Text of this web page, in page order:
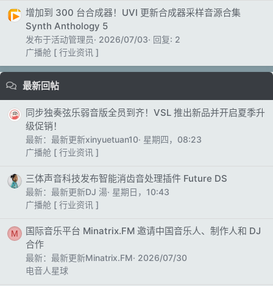
增加到 300 台合成器！UVI 更新合成器采样音源合集
Synth Anthology 5
发布于活动管理员 2026/07/03
回复: 2
广播舱 [ 行业资讯 ]
最新回帖
同步独奏弦乐弱音版全员到齐！VSL 推出新品并开启夏季升
级促销！
最新：最新更新xinyuetuan10 星期四，08:23
广播舱 [ 行业资讯 ]
三体声音科技发布智能消齿音处理插件 Future DS
最新：最新更新DJ 湯 星期日，10:43
广播舱 [ 行业资讯 ]
M
国际音乐平台 Minatrix.FM 邀请中国音乐人、制作人和 DJ
合作
最新：最新更新Minatrix.FM 2026/07/30
电音人星球